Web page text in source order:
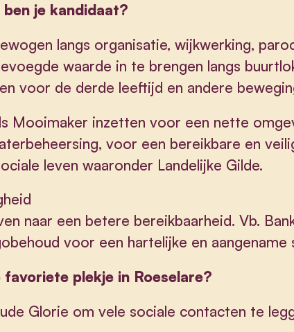
ben je kandidaat?
langs organisatie, wijkwerking,
waarde in te brengen langs
voor de derde leeftijd en andere
Mooimaker inzetten voor een nette
voor een bereikbare en
leven waaronder Landelijke Gilde.
naar een betere bereikbaarheid. Vb.
voor een hartelijke en aangename
favoriete plekje in Roeselare?
Glorie om vele sociale contacten te